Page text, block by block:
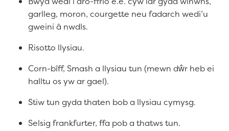
garlleg, moron, courgette neu fadarch wedi’u
gweini â nwdls.
Risotto llysiau.
Corn-bîff, Smash a llysiau tun (mewn dŵr heb ei
halltu os yw ar gael).
Stiw tun gyda thaten bob a llysiau cymysg.
Selsig frankfurter, ffa pob a thatws tun.